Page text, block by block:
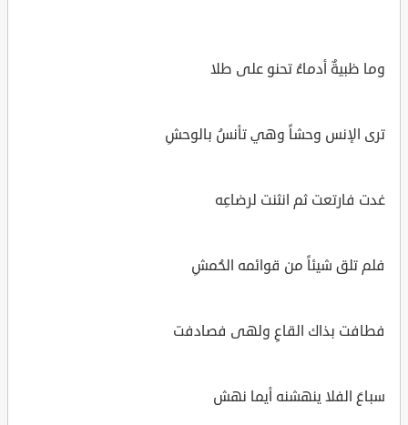
وما ظبيةٌ أدماءُ تحنو على طلا
ترى الإنس وحشاً وهي تأنسُ بالوحشِ
غدت فارتعت ثم انثنت لرضاعِه
فلم تلق شيئاً من قوائمه الحُمشِ
فطافت بذاك القاعِ ولهى فصادفت
سباعَ الفلا ينهشنه أيما نهش